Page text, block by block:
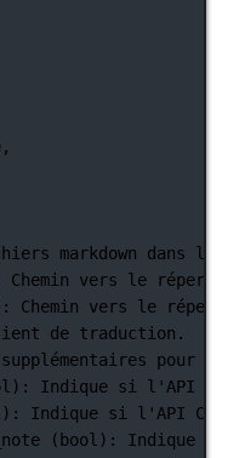
markdown dans le
vers le
Chemin vers le
de traduction.
supplémentaires pour la
Indique si l'API
Indique si l'API
(bool): Indique si